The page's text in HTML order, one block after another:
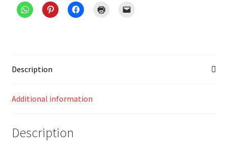
500
Gr
Description
Additional information
Description